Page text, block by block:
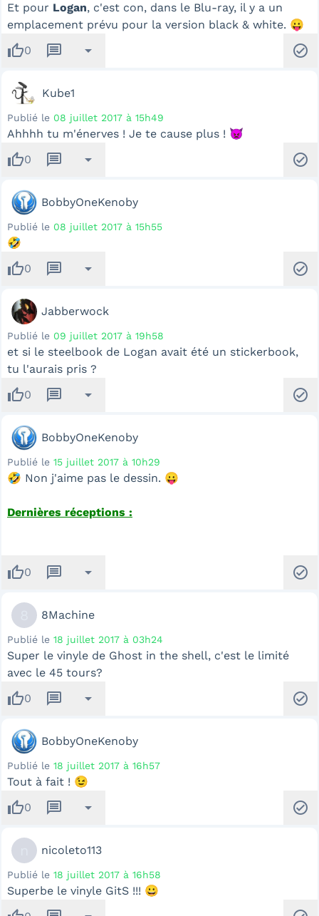
Et pour Logan, c'est con, dans le Blu-ray, il y a un
emplacement prévu pour la version black & white. 😛
thumb_up0 message arrow_drop_down check_circle
Kube1
Publié le 08 juillet 2017 à 15h49
Ahhhh tu m'énerves ! Je te cause plus ! 👿
thumb_up0 message arrow_drop_down check_circle
BobbyOneKenoby
Publié le 08 juillet 2017 à 15h55
🤣
thumb_up0 message arrow_drop_down check_circle
Jabberwock
Publié le 09 juillet 2017 à 19h58
et si le steelbook de Logan avait été un stickerbook,
tu l'aurais pris ?
thumb_up0 message arrow_drop_down check_circle
BobbyOneKenoby
Publié le 15 juillet 2017 à 10h29
🤣 Non j'aime pas le dessin. 😛
Dernières réceptions :
thumb_up0 message arrow_drop_down check_circle
8Machine
Publié le 18 juillet 2017 à 03h24
Super le vinyle de Ghost in the shell, c'est le limité
avec le 45 tours?
thumb_up0 message arrow_drop_down check_circle
BobbyOneKenoby
Publié le 18 juillet 2017 à 16h57
Tout à fait ! 😉
thumb_up0 message arrow_drop_down check_circle
nicoleto113
Publié le 18 juillet 2017 à 16h58
Superbe le vinyle GitS !!! 😀